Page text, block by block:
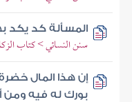
المسألة كد يكد
سنن النسائي > كتاب
إن هذا المال
بورك له فيه ومن